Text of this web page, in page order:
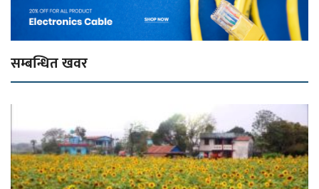
सम्बन्धित खवर